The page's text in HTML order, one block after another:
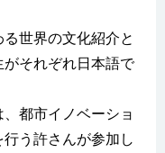
世界の文化紹介と
がそれぞれ日本語で
都市イノベーショ
う許さんが参加し